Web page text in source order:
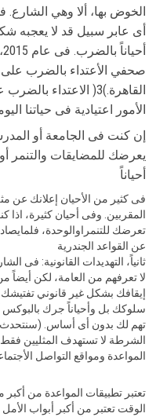
الخوض بها، ألا وهي
أى عابر سبیل قد لا یعجبه
صحفي الأعتداء بالضرب
القاهرة.)3( الاعتداء
الأمور اعتیادیة فى حیاتنا
یعرضك للمضایقات والتنمر
أحیاناً
فى كثیر من الأحیان إعلانك عن
المقربین. وفى أحیان كثیرة، اذا
تعرضك للتنمراوالوحدة،
عن القواعد الجندریة
ثانیاً، التهدیدات القانونیة: فى
لا تعرفهم من العامة، لكن
إیقافك بشكل غیر قانوني تفتیشك
سلوكك بل وأحیاناً جرك بالبوكس
تهم لك بدون أى أساس.
الشرطة لا تستهدف المثلیین
المواعدة ومواقع التواصل
تعتبر تطبیقات المواعدة من
الوقت تعتبر من أكبر أبواب